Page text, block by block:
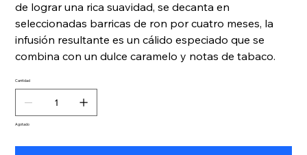
de lograr una rica suavidad, se decanta en
seleccionadas barricas de ron por cuatro meses, la
infusión resultante es un cálido especiado que se
combina con un dulce caramelo y notas de tabaco.
Cantidad
Agotado